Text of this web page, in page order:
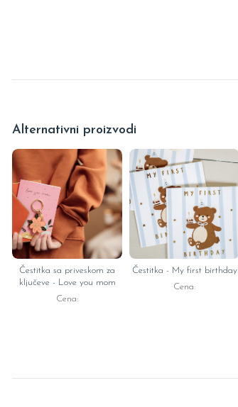
Alternativni proizvodi
Čestitka sa priveskom za
ključeve - Love you mom
Cena:
Čestitka - My first birthday
Cena: